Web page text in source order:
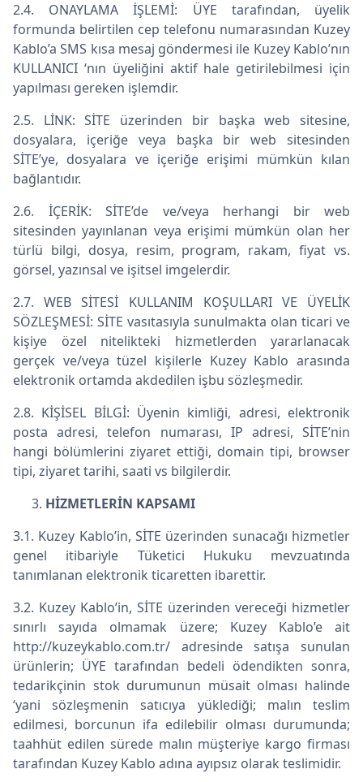
2.4. ONAYLAMA İŞLEMİ: ÜYE tarafından, üyelik
formunda belirtilen cep telefonu numarasından Kuzey
Kablo’a SMS kısa mesaj göndermesi ile Kuzey Kablo’nın
KULLANICI ‘nın üyeliğini aktif hale getirilebilmesi için
yapılması gereken işlemdir.
2.5. LİNK: SİTE üzerinden bir başka web sitesine,
dosyalara, içeriğe veya başka bir web sitesinden
SİTE’ye, dosyalara ve içeriğe erişimi mümkün kılan
bağlantıdır.
2.6. İÇERİK: SİTE’de ve/veya herhangi bir web
sitesinden yayınlanan veya erişimi mümkün olan her
türlü bilgi, dosya, resim, program, rakam, fiyat vs.
görsel, yazınsal ve işitsel imgelerdir.
2.7. WEB SİTESİ KULLANIM KOŞULLARI VE ÜYELİK
SÖZLEŞMESİ: SİTE vasıtasıyla sunulmakta olan ticari ve
kişiye özel nitelikteki hizmetlerden yararlanacak
gerçek ve/veya tüzel kişilerle Kuzey Kablo arasında
elektronik ortamda akdedilen işbu sözleşmedir.
2.8. KİŞİSEL BİLGİ: Üyenin kimliği, adresi, elektronik
posta adresi, telefon numarası, IP adresi, SİTE’nin
hangi bölümlerini ziyaret ettiği, domain tipi, browser
tipi, ziyaret tarihi, saati vs bilgilerdir.
HİZMETLERİN KAPSAMI
3.1. Kuzey Kablo’in, SİTE üzerinden sunacağı hizmetler
genel itibariyle Tüketici Hukuku mevzuatında
tanımlanan elektronik ticaretten ibarettir.
3.2. Kuzey Kablo’in, SİTE üzerinden vereceği hizmetler
sınırlı sayıda olmamak üzere; Kuzey Kablo’e ait
http://kuzeykablo.com.tr/ adresinde satışa sunulan
ürünlerin; ÜYE tarafından bedeli ödendikten sonra,
tedarikçinin stok durumunun müsait olması halinde
‘yani sözleşmenin satıcıya yüklediği; malın teslim
edilmesi, borcunun ifa edilebilir olması durumunda;
taahhüt edilen sürede malın müşteriye kargo firması
tarafından Kuzey Kablo adına ayıpsız olarak teslimidir.